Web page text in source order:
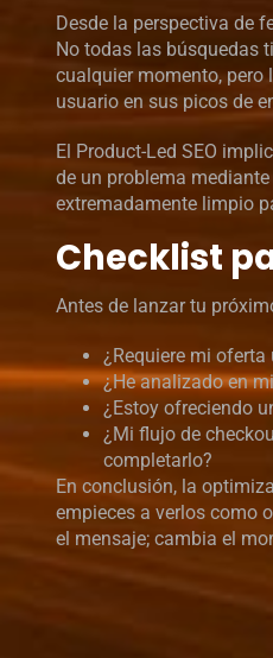
Desde la perspectiva de
No todas las búsquedas
cualquier momento, pero
usuario en sus picos de
El Product-Led SEO
de un problema
extremadamente limpio
Checklist
Antes de lanzar tu
¿Requiere mi
¿He analizado en
¿Estoy ofreciendo
¿Mi flujo de
completarlo?
En conclusión, la
empieces a verlos como
el mensaje; cambia el